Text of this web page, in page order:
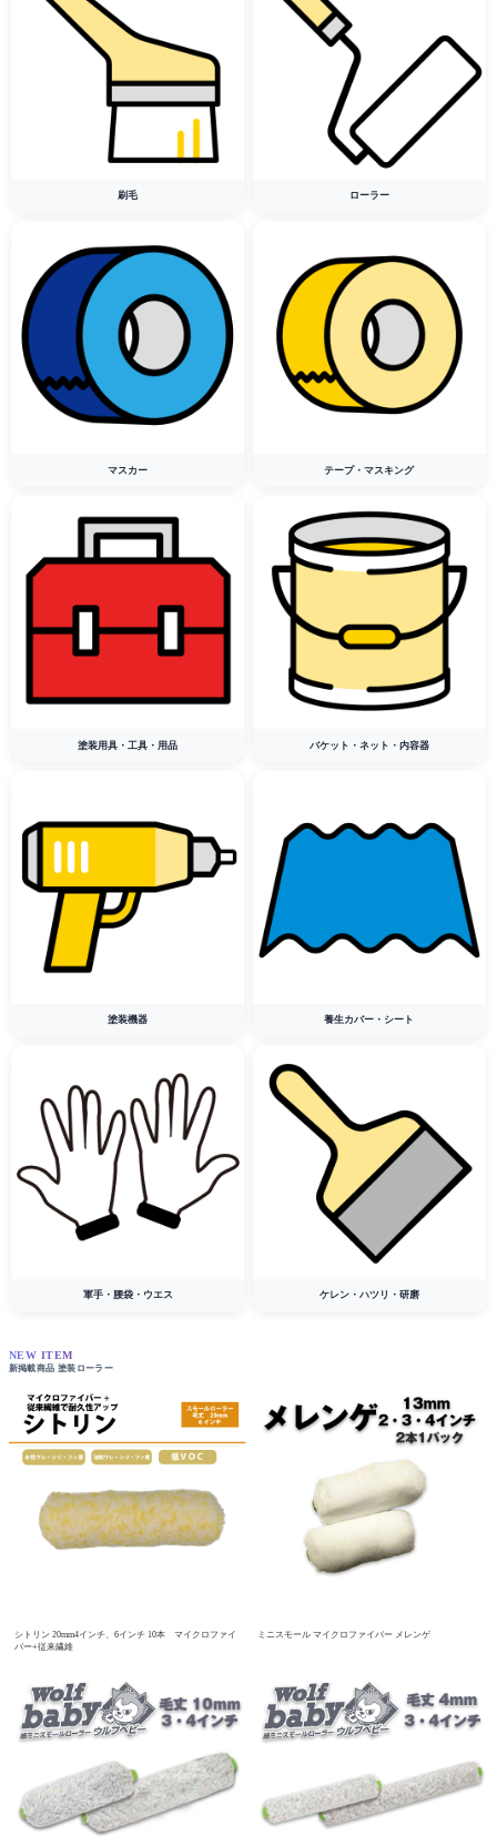
刷毛 ローラー
マスカー テープ・マスキング
塗装用具・工具・用品 バケット・ネット・内容器
塗装機器 養生カバー・シート
軍手・腰袋・ウエス ケレン・ハツリ・研磨
NEW ITEM
新掲載商品 塗装ローラー
シトリン 20mm4インチ、6インチ 10本 マイクロファイ
バー+従来繊維
ミニスモール マイクロファイバー メレンゲ